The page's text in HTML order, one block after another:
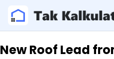
New Roof Lead